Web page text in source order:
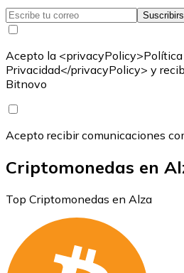
Acepto la <privacyPolicy>Política
Privacidad</privacyPolicy> y
Bitnovo
Acepto recibir comunicaciones
Criptomonedas en
Top Criptomonedas en Alza